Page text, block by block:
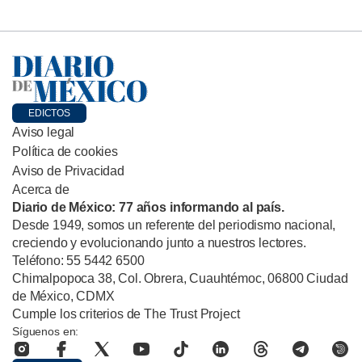
EDICTOS
Aviso legal
Política de cookies
Aviso de Privacidad
Acerca de
Diario de México: 77 años informando al país.
Desde 1949, somos un referente del periodismo nacional,
creciendo y evolucionando junto a nuestros lectores.
Teléfono: 55 5442 6500
Chimalpopoca 38, Col. Obrera, Cuauhtémoc, 06800 Ciudad
de México, CDMX
Cumple los criterios de The Trust Project
Síguenos en: